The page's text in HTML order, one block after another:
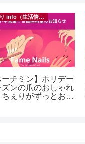
ちぇり info（生活情報）
ーチミン】ホリデー
ズンの爪のおしゃれ
ちぇりがずっとお世